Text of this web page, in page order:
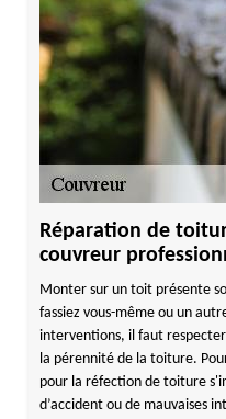
Réparation de
couvreur
Monter sur un toit présente
fassiez vous-même ou un
interventions, il faut
la pérennité de la toiture.
pour la réfection de toiture
d’accident ou de mauvaises